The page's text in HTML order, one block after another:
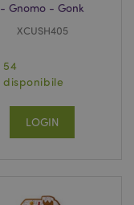
- Gnomo - Gonk
XCUSH405
54
disponibile
LOGIN